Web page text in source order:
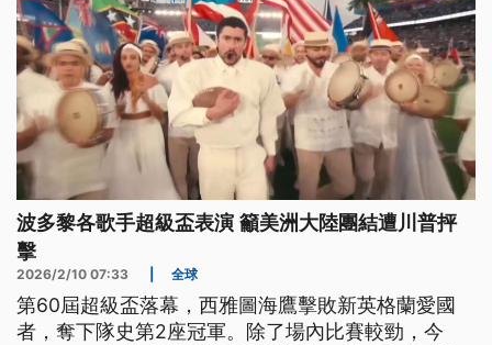
波多黎各歌手超級盃表演 籲美洲大陸團結遭川普抨
擊
2026/2/10 07:33 全球
第60屆超級盃落幕，西雅圖海鷹擊敗新英格蘭愛國
者，奪下隊史第2座冠軍。除了場內比賽較勁，今